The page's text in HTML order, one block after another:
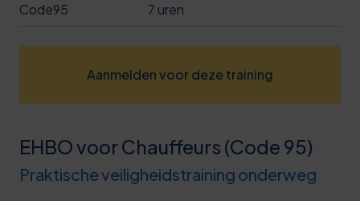
Code95
7 uren
Aanmelden voor deze training
EHBO voor Chauffeurs (Code 95)
Praktische veiligheidstraining onderweg
Verzend beoordeling